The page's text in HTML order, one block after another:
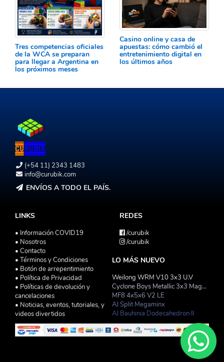
Tres competencias oficiales
de la WCA se preparan
para llegar a Argentina en
los próximos meses
Casino online y casa de
apuestas: cómo cambió el
entretenimiento digital en
los últimos años
(+54 11) 2343 1483
info@curubik.com
ENVÍOS A TODO EL PAÍS.
LINKS
• Información COVID19
• Nosotros
• Contacto
• Términos y Condiciones
• Botón de arrepentimiento
• Política de Privacidad
• Políticas de devolución y
cancelaciones
• Noticias, eventos, tutoriales, y
videos divertidos
REDES
/curubik
/curubik
LO MÁS NUEVO
Weilong WRM V10 3x3 U.V
Cyclone Boys Metallic 3x3 Magnetico Macaron
MF8 4x5x6 V2 LE
AJ Split Megaminx
AJ Bauhinia Dodecahedron II